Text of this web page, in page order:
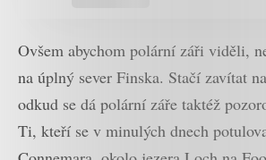
Ovšem abychom polární záři viděli,
na úplný sever Finska. Stačí zavítat
odkud se dá polární záře taktéž
Ti, kteří se v minulých dnech